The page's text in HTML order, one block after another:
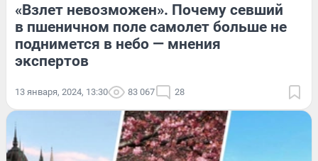
«Взлет невозможен». Почему севший
в пшеничном поле самолет больше не
поднимется в небо — мнения
экспертов
13 января, 2024, 13:30 83 067 28